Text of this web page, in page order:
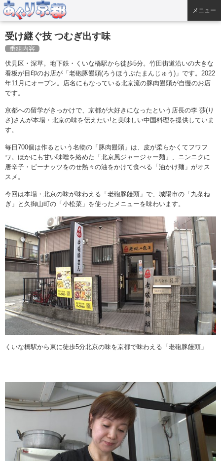
メニュー
受け継ぐ技 つむぎ出す味
番組内容
伏見区・深草。地下鉄・くいな橋駅から徒歩5分。竹田街道沿いの大きな
看板が目印のお店が「老砲豚饅頭(ろうほうぶたまんじゅう)」です。2022
年11月にオープン。店名にもなっている北京流の豚肉饅頭が自慢のお店
です。
京都への留学がきっかけで、京都が大好きになったという店長の李 莎(り
さ)さんが本場・北京の味を伝えたい!と美味しい中国料理を提供していま
す。
毎日700個は作るという名物の「豚肉饅頭」は、皮が柔らかくてフワフ
ワ。ほかにも甘い味噌を絡めた「北京風ジャージャー麺」、ニンニクに
唐辛子・ピーナッツをのせ熱々の油をかけて食べる「油かけ麺」がオス
スメ。
今回は本場・北京の味が味わえる「老砲豚饅頭」で、城陽市の「九条ね
ぎ」と久御山町の「小松菜」を使ったメニューを味わいます。
くいな橋駅から東に徒歩5分北京の味を京都で味わえる「老砲豚饅頭」